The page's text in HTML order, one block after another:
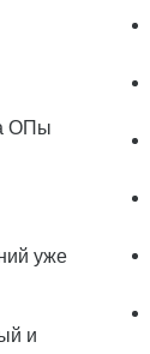
ОПы
уже
и